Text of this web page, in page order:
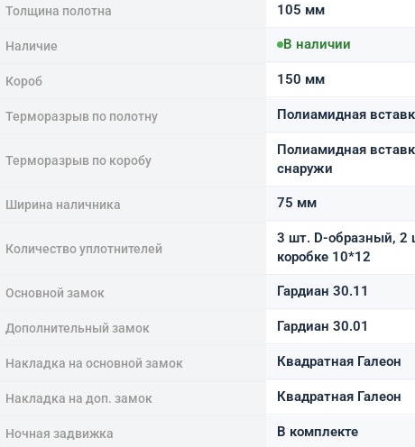
Толщина полотна 105 мм
Наличие В наличии
Короб 150 мм
Терморазрыв по полотну Полиамидная
Терморазрыв по коробу
Полиамидная
снаружи
Ширина наличника 75 мм
Количество уплотнителей
3 шт. D-образный, 2
коробке 10*12
Основной замок Гардиан 30.11
Дополнительный замок Гардиан 30.01
Накладка на основной замок Квадратная Галеон
Накладка на доп. замок Квадратная Галеон
Ночная задвижка В комплекте